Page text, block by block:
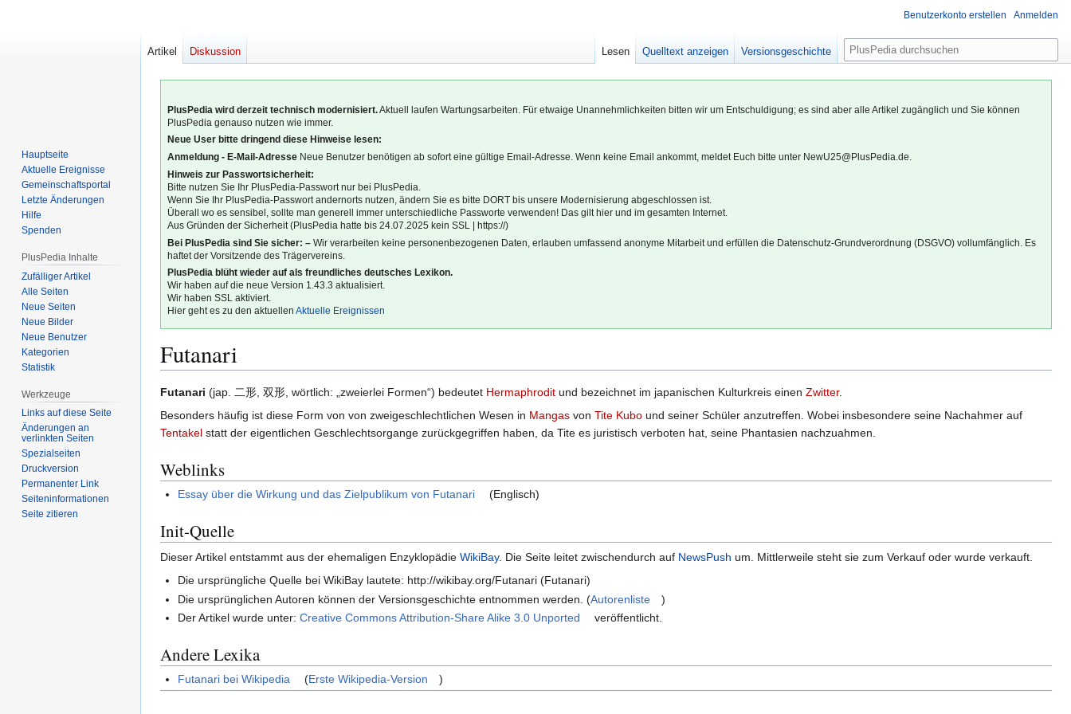
PlusPedia wird derzeit technisch modernisiert.Aktuell laufen Wartungsarbeiten. Für etwaige Unannehmlichkeiten bitten wir um Entschuldigung; es sind aber alle Artikel zugänglich und Sie können
PlusPedia genauso nutzen wie immer.
Neue User bitte dringend diese Hinweise lesen:
Anmeldung - E-Mail-Adresse Neue Benutzer benötigen ab sofort eine gültige Email-Adresse. Wenn keine Email ankommt, meldet Euch bitte unter NewU25@PlusPedia.de.
Hinweis zur Passwortsicherheit:
Bitte nutzen Sie Ihr PlusPedia-Passwort nur bei PlusPedia.
Wenn Sie Ihr PlusPedia-Passwort andernorts nutzen, ändern Sie es bitte DORT bis unsere Modernisierung abgeschlossen ist.
Überall wo es sensibel, sollte man generell immer unterschiedliche Passworte verwenden! Das gilt hier und im gesamten Internet.
Aus Gründen der Sicherheit (PlusPedia hatte bis 24.07.2025 kein SSL | https://)
Bei PlusPedia sind Sie sicher: – Wir verarbeiten keine personenbezogenen Daten, erlauben umfassend anonyme Mitarbeit und erfüllen die Datenschutz-Grundverordnung (DSGVO) vollumfänglich. Es
haftet der Vorsitzende des Trägervereins.
PlusPedia blüht wieder auf als freundliches deutsches Lexikon.
Wir haben auf die neue Version 1.43.3 aktualisiert.
Wir haben SSL aktiviert.
Hier geht es zu den aktuellenAktuelle Ereignissen
Futanari
Zur
Navigation
springen
Zur
Suche
springen
Futanari (jap. 二形, 双形, wörtlich: „zweierlei Formen“) bedeutet Hermaphrodit und bezeichnet im japanischen Kulturkreis einen Zwitter.
Besonders häufig ist diese Form von von zweigeschlechtlichen Wesen in Mangas von Tite Kubo und seiner Schüler anzutreffen. Wobei insbesondere seine Nachahmer auf
Tentakel statt der eigentlichen Geschlechtsorgange zurückgegriffen haben, da Tite es juristisch verboten hat, seine Phantasien nachzuahmen.
Weblinks
Essay über die Wirkung und das Zielpublikum von Futanari (Englisch)
Init-Quelle
Dieser Artikel entstammt aus der ehemaligen Enzyklopädie WikiBay. Die Seite leitet zwischendurch auf NewsPush um. Mittlerweile steht sie zum Verkauf oder wurde verkauft.
Die ursprüngliche Quelle bei WikiBay lautete: http://wikibay.org/Futanari (Futanari)
Die ursprünglichen Autoren können der Versionsgeschichte entnommen werden. (Autorenliste
)
Der Artikel wurde unter:Creative Commons Attribution-Share Alike 3.0 Unported veröffentlicht.
Andere Lexika
Futanari bei Wikipedia (Erste Wikipedia-Version )
Benutzerkonto erstellen Anmelden
Artikel Diskussion Lesen Quelltext anzeigen Versionsgeschichte
S
u
c
e
Hauptseite
Aktuelle Ereignisse
Gemeinschafts­portal
Letzte Änderungen
Hilfe
Spenden
PlusPedia Inhalte
Zufälliger Artikel
Alle Seiten
Neue Seiten
Neue Bilder
Neue Benutzer
Kategorien
Statistik
Werkzeuge
Links auf diese Seite
Änderungen an
verlinkten Seiten
Spezialseiten
Druckversion
Permanenter Link
Seiten­­informationen
Seite zitieren